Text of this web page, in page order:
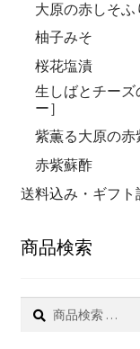
大原の赤しそふ
柚子みそ
桜花塩漬
生しばとチーズ
ー］
紫薫る大原の赤
赤紫蘇酢
送料込み・ギフト
商品検索